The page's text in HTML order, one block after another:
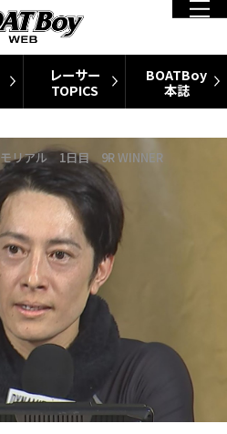
レーサー
TOPICS
BOATBoy
本誌
モリアル 1日目 9R WINNER